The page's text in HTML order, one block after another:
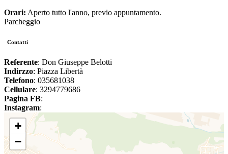
Orari: Aperto tutto l'anno, previo appuntamento.
Parcheggio
Contatti
Referente: Don Giuseppe Belotti
Indirzzo: Piazza Libertà
Telefono: 035681038
Cellulare: 3294779686
Pagina FB:
Instagram:
+
−